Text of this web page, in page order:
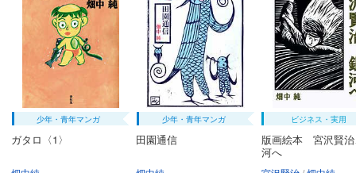
試し読み
あらすじを表示する
まんだら屋の良太 愛蔵版 50
カート
試し読み
あらすじを表示する
まんだら屋の良太 愛蔵版 51
少年・青年マンガ
ガタロ〈1〉
少年・青年マンガ
田園通信
ビジネス・実用
版画絵本 宮沢賢治
河へ